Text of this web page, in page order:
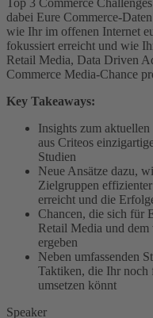
Top 3 Commerce
dabei Eure Commerce-
wie Ihr im offenen Internet
fokussiert erreicht und wie
Retail Media, Data Driven
Commerce Media-Chance
Key Takeaways:
Insights zum
aus Criteos
Studien
Neue Ansätze dazu,
Zielgruppen
erreicht und die
Chancen, die sich für
Retail Media und dem
ergeben
Neben umfassenden
Taktiken, die Ihr noch
umsetzen könnt
Speaker